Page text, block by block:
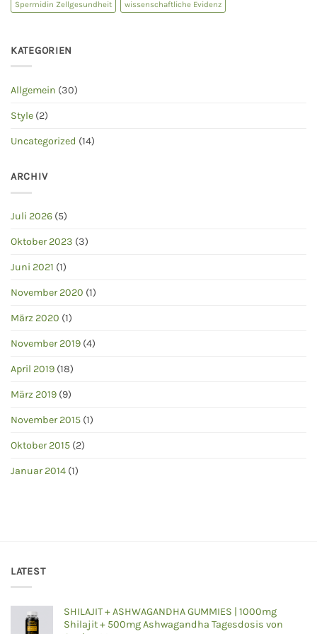
Spermidin Zellgesundheit wissenschaftliche Evidenz
KATEGORIEN
Allgemein (30)
Style (2)
Uncategorized (14)
ARCHIV
Juli 2026 (5)
Oktober 2023 (3)
Juni 2021 (1)
November 2020 (1)
März 2020 (1)
November 2019 (4)
April 2019 (18)
März 2019 (9)
November 2015 (1)
Oktober 2015 (2)
Januar 2014 (1)
LATEST
SHILAJIT + ASHWAGANDHA GUMMIES | 1000mg
Shilajit + 500mg Ashwagandha Tagesdosis von